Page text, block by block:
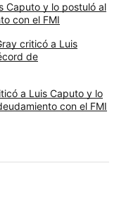
Caputo y lo postuló al
con el FMI
criticó a Luis
de
a Luis Caputo y lo
con el FMI